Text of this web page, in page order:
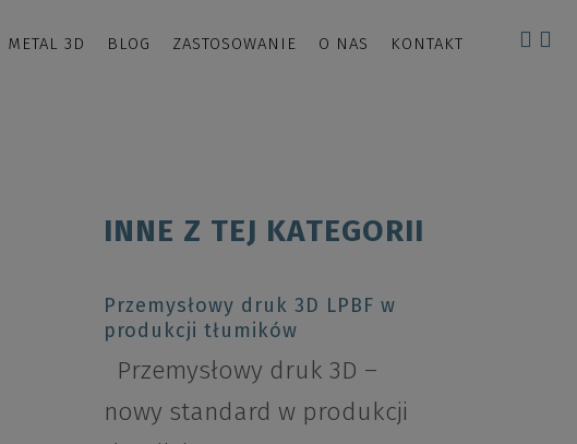
METAL 3D BLOG ZASTOSOWANIE O NAS KONTAKT
INNE Z TEJ KATEGORII
Przemysłowy druk 3D LPBF w
produkcji tłumików
Przemysłowy druk 3D –
nowy standard w produkcji